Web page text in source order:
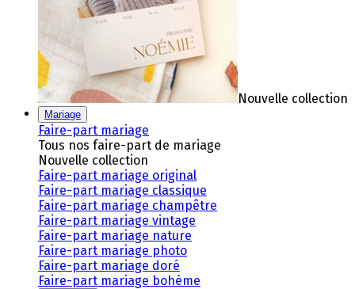
Nouvelle collection
Mariage
Faire-part mariage
Tous nos faire-part de mariage
Nouvelle collection
Faire-part mariage original
Faire-part mariage classique
Faire-part mariage champêtre
Faire-part mariage vintage
Faire-part mariage nature
Faire-part mariage photo
Faire-part mariage doré
Faire-part mariage bohème